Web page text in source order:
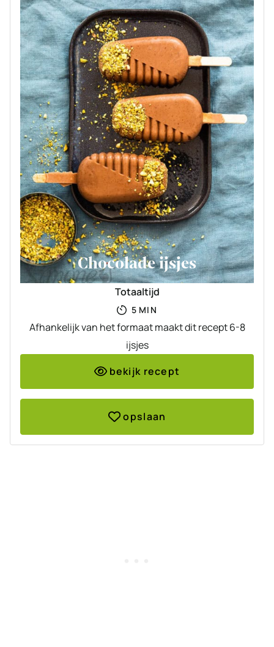
Chocolade ijsjes
Totaaltijd
5 MINUTEN
MIN
Afhankelijk van het formaat maakt dit recept 6-8
ijsjes
bekijk recept
opslaan